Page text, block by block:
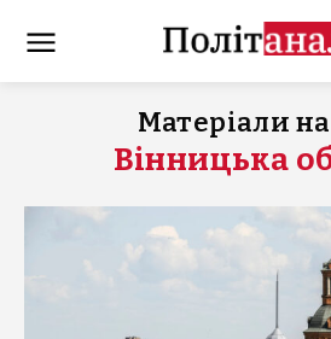
Матеріали
Вінницька